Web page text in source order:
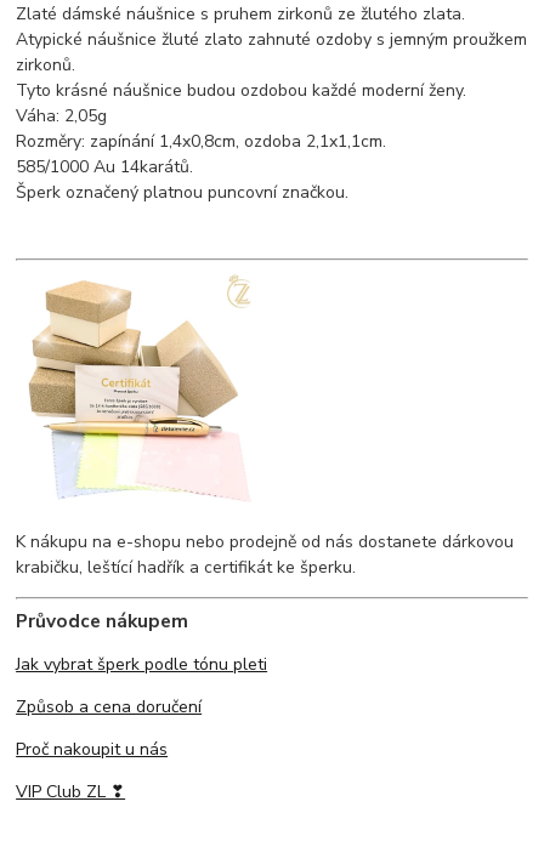
Zlaté dámské náušnice s pruhem zirkonů ze žlutého zlata.
Atypické náušnice žluté zlato zahnuté ozdoby s jemným proužkem
zirkonů.
Tyto krásné náušnice budou ozdobou každé moderní ženy.
Váha: 2,05g
Rozměry: zapínání 1,4x0,8cm, ozdoba 2,1x1,1cm.
585/1000 Au 14karátů.
Šperk označený platnou puncovní značkou.
K nákupu na e-shopu nebo prodejně od nás dostanete dárkovou
krabičku, leštící hadřík a certifikát ke šperku.
Průvodce nákupem
Jak vybrat šperk podle tónu pleti
Způsob a cena doručení
Proč nakoupit u nás
VIP Club ZL ❣